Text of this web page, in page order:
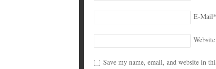
E-Mail*
Website
Save my name, email, and website in